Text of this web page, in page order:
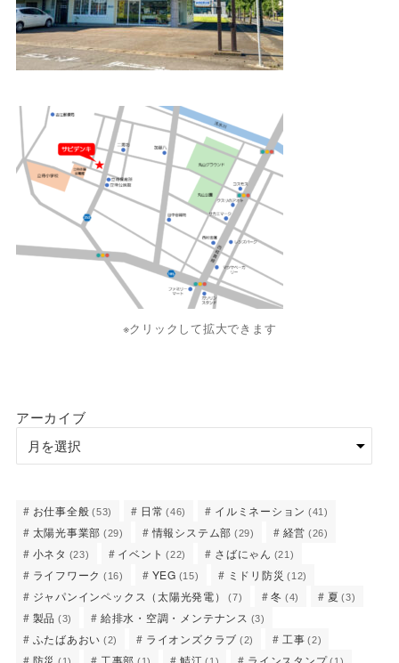
※クリックして拡大できます
アーカイブ
お仕事全般 (53) 日常 (46) イルミネーション (41)
太陽光事業部 (29) 情報システム部 (29) 経営 (26)
小ネタ (23) イベント (22) さばにゃん (21)
ライフワーク (16) YEG (15) ミドリ防災 (12)
ジャパンインペックス（太陽光発電） (7) 冬 (4) 夏 (3)
製品 (3) 給排水・空調・メンテナンス (3)
ふたばあおい (2) ライオンズクラブ (2) 工事 (2)
防災 工事部 鯖江 ラインスタンプ